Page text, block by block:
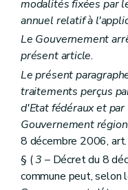
Art.
Section
Art.
Art.
Art.
Sous-
Art.
Section
Art.
Art.
Art.
Art.
Art.
modalités fixées par
annuel relatif à
Le Gouvernement
présent article.
Le présent
traitements perçus
d'Etat fédéraux et
Gouvernement
8 décembre 2006, art.
§ (3 – Décret du 8
commune peut, selon